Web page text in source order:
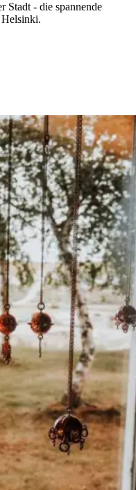
Stadt - die spannende